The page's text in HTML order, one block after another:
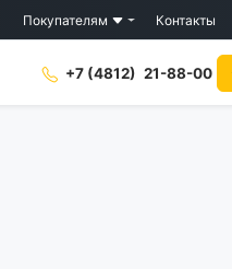
Покупателям Контакты
+7 (4812) 21-88-00